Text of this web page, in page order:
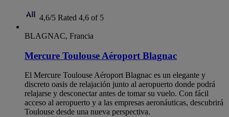
4,6/5 Rated 4,6 of 5
BLAGNAC, Francia
Mercure Toulouse Aéroport Blagnac
El Mercure Toulouse Aéroport Blagnac es un elegante y
discreto oasis de relajación junto al aeropuerto donde podrá
relajarse y desconectar antes de tomar su vuelo. Con fácil
acceso al aeropuerto y a las empresas aeronáuticas, descubrirá
Toulouse desde una nueva perspectiva.